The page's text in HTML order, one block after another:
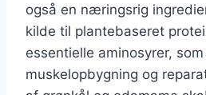
også en næringsrig
kilde til plantebaseret
essentielle aminosyrer,
muskelopbygning og